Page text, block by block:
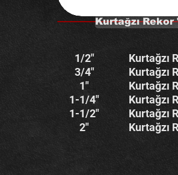
Kurtağzı
1/2"
3/4"
1"
1-1/4"
1-1/2"
2"
Kurtağzı
Kurtağzı
Kurtağzı
Kurtağzı
Kurtağzı
Kurtağzı